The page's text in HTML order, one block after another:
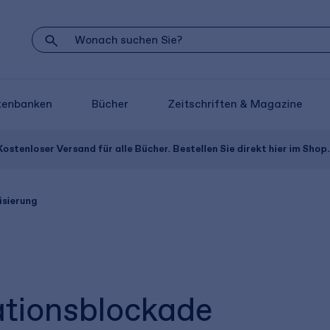
Bücher Zeitschriften & Magazine
Versand für alle Bücher. Bestellen Sie direkt hier im Shop.